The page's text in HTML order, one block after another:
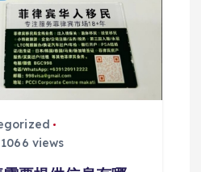
views